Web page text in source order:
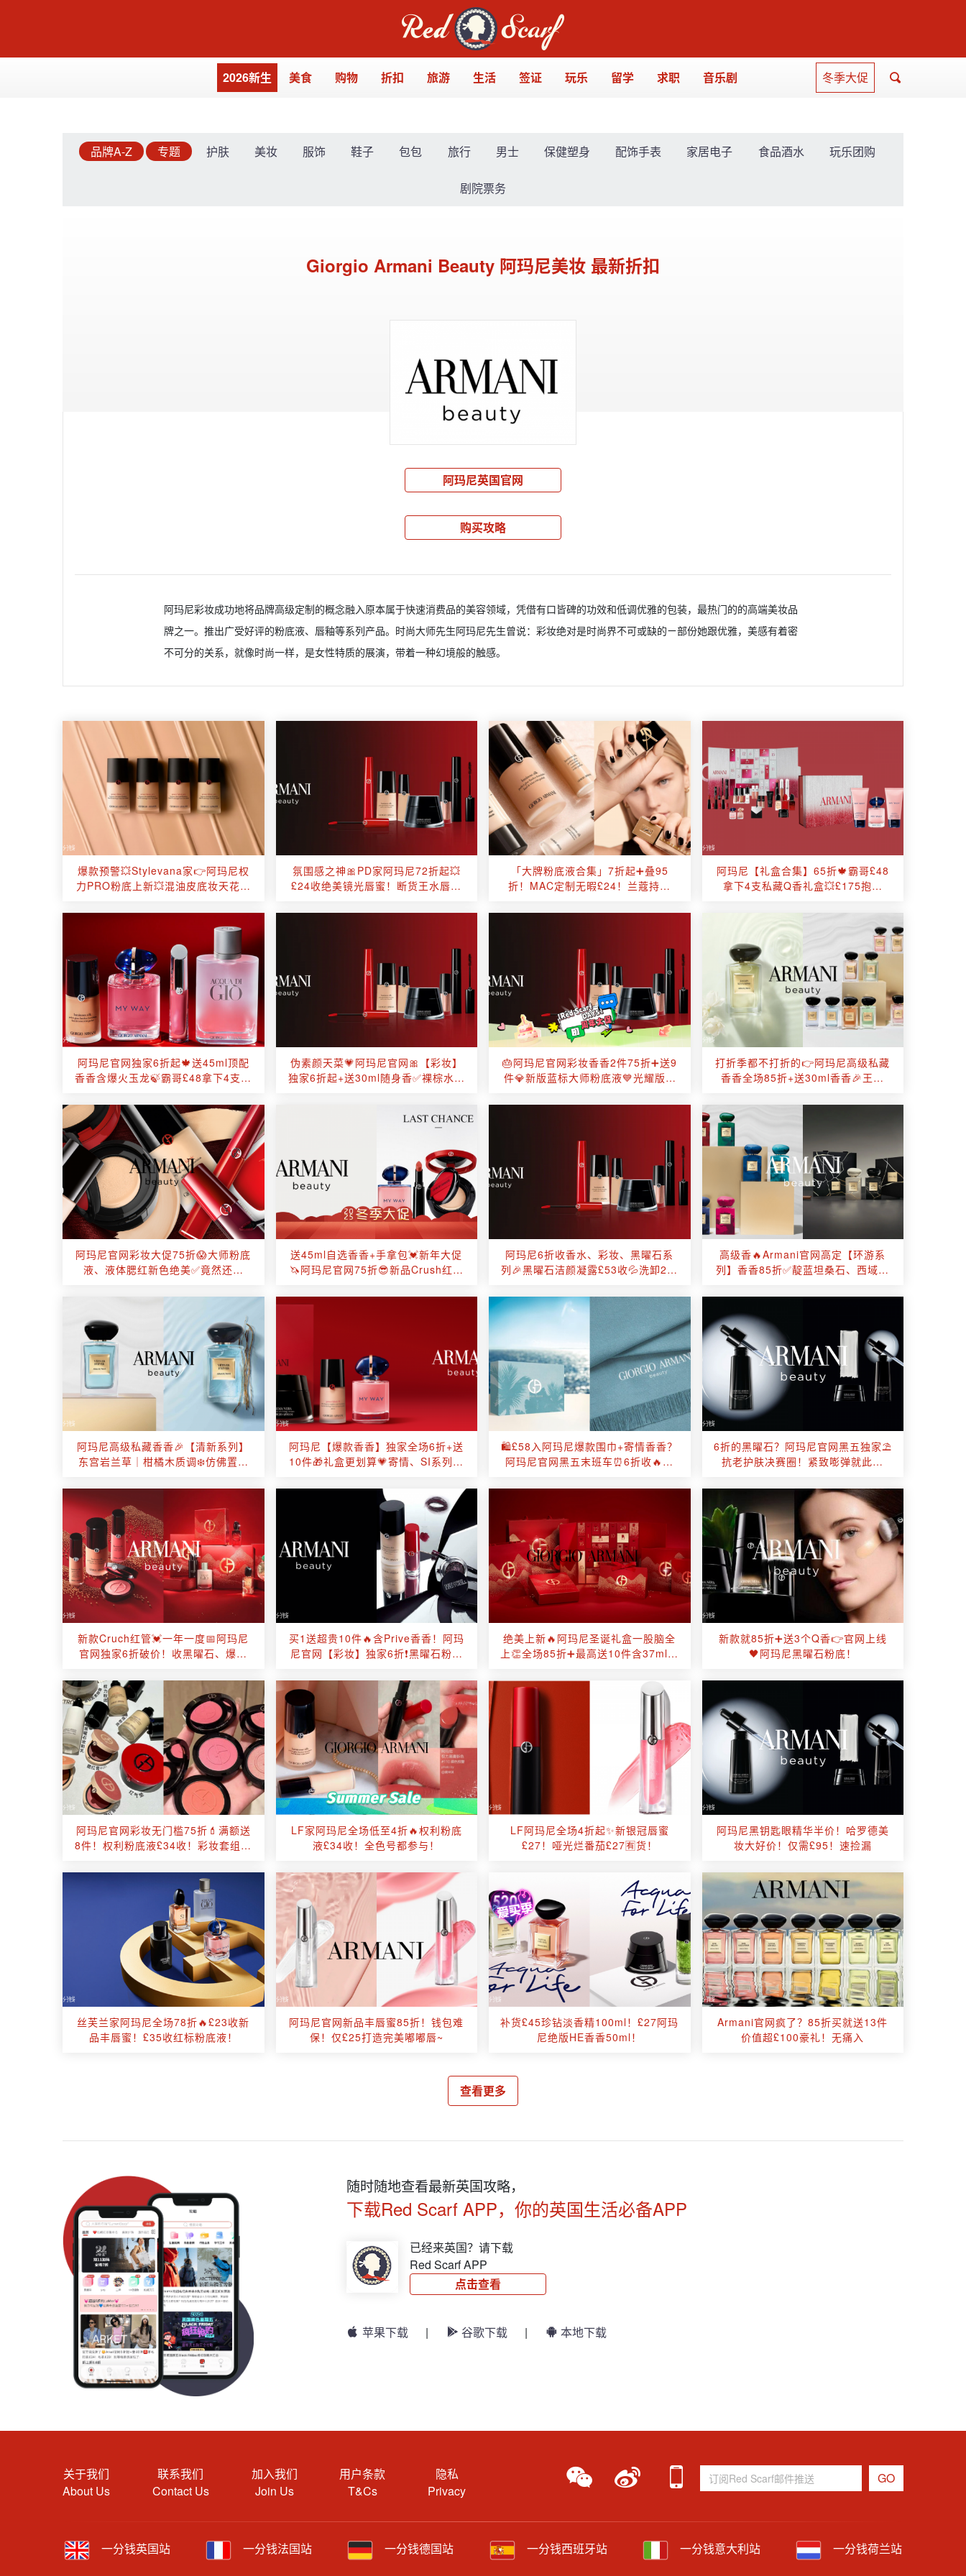
2026新生 美食 购物 折扣 旅游 生活 签证 玩乐 留学 求职 音乐剧 冬季大促
品牌A-Z 专题 护肤 美妆 服饰 鞋子 包包 旅行 男士 保健塑身 配饰手表 家居电子 食品酒水 玩乐团购
剧院票务
Giorgio Armani Beauty 阿玛尼美妆 最新折扣
阿玛尼英国官网
购买攻略
阿玛尼彩妆成功地将品牌高级定制的概念融入原本属于快速消费品的美容领域，凭借有口皆碑的功效和低调优雅的包装，最热门的的高端美妆品
牌之一。推出广受好评的粉底液、唇釉等系列产品。时尚大师先生阿玛尼先生曾说：彩妆绝对是时尚界不可或缺的ㄧ部份她跟优雅，美感有着密
不可分的关系，就像时尚一样，是女性特质的展演，带着一种幻境般的触感。
爆款预警💥Stylevana家👉阿玛尼权
力PRO粉底上新💥混油皮底妆天花板
氛围感之神🎀PD家阿玛尼72折起💥
£24收绝美镜光唇蜜！断货王水唇釉
「大牌粉底液合集」7折起➕叠95
折！MAC定制无暇£24！兰蔻持妆
阿玛尼【礼盒合集】65折🍁霸哥£48
拿下4支私藏Q香礼盒💥£175抱走
阿玛尼官网独家6折起🍁送45ml顶配
香香含爆火玉龙🍃霸哥£48拿下4支私
伪素颜天菜💗阿玛尼官网🎀【彩妆】
独家6折起+送30ml随身香✅裸棕水唇
🎂阿玛尼官网彩妆香香2件75折➕送9
件💎新版蓝标大师粉底液💙光耀版Si
打折季都不打折的👉阿玛尼高级私藏
香香全场85折+送30ml香香🎉王嘉
阿玛尼官网彩妆大促75折😱大师粉底
液、液体腮红新色绝美✅竟然还送
送45ml自选香香+手拿包💓新年大促
🦄阿玛尼官网75折😎新品Crush红管
阿玛尼6折收香水、彩妆、黑曜石系
列🎉黑曜石洁颜凝露£53收💦洗卸2合
高级香🔥Armani官网高定【环游系
列】香香85折✅靛蓝坦桑石、西域松
阿玛尼高级私藏香香🎉【清新系列】
东宫岩兰草｜柑橘木质调❄️仿佛置身
阿玛尼【爆款香香】独家全场6折+送
10件🎁礼盒更划算💗寄情、SI系列、
🛍️£58入阿玛尼爆款围巾+寄情香香？
阿玛尼官网黑五末班车⏰6折收🔥新
6折的黑曜石？阿玛尼官网黑五独家⛱️
抗老护肤决赛圈！紧致嘭弹就此拿
新款Cruch红管💓一年一度📅阿玛尼
官网独家6折破价！收黑曜石、爆款
香！
买1送超贵10件🔥含Prive香香！阿玛
尼官网【彩妆】独家6折❗黑曜石粉底
绝美上新🔥阿玛尼圣诞礼盒一股脑全
上👏全场85折➕最高送10件含37ml香
新款就85折➕送3个Q香👉官网上线
🖤阿玛尼黑曜石粉底！
阿玛尼官网彩妆无门槛75折💄满额送
8件！权利粉底液£34收！彩妆套组也
LF家阿玛尼全场低至4折🔥权利粉底
液£34收！全色号都参与！
LF阿玛尼全场4折起✨新银冠唇蜜
£27！哑光烂番茄£27🈶货！
阿玛尼黑钥匙眼精华半价！哈罗德美
妆大好价！仅需£95！速捡漏
丝芙兰家阿玛尼全场78折🔥£23收新
品丰唇蜜！£35收红标粉底液！
阿玛尼官网新品丰唇蜜85折！钱包难
保！仅£25打造完美嘟嘟唇~
补货£45珍钻淡香精100ml！£27阿玛
尼绝版HE香香50ml！
Armani官网疯了？85折买就送13件
价值超£100豪礼！无痛入
查看更多
随时随地查看最新英国攻略，
下载Red Scarf APP，你的英国生活必备APP
已经来英国？请下载
Red Scarf APP
点击查看
苹果下载 | 谷歌下载 | 本地下载
关于我们
About Us
联系我们
Contact Us
加入我们
Join Us
用户条款
T&Cs
隐私
Privacy
一分钱英国站 一分钱法国站 一分钱德国站 一分钱西班牙站 一分钱意大利站 一分钱荷兰站